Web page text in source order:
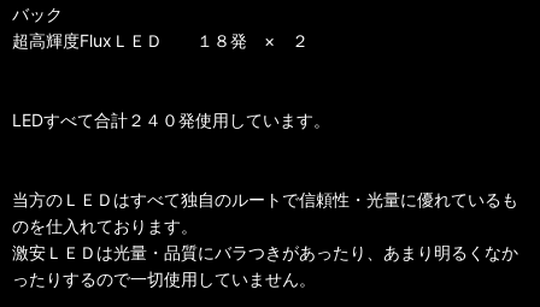
バック
超高輝度FluxＬＥＤ １８発 × ２
LEDすべて合計２４０発使用しています。
当方のＬＥＤはすべて独自のルートで信頼性・光量に優れているも
のを仕入れております。
激安ＬＥＤは光量・品質にバラつきがあったり、あまり明るくなか
ったりするので一切使用していません。